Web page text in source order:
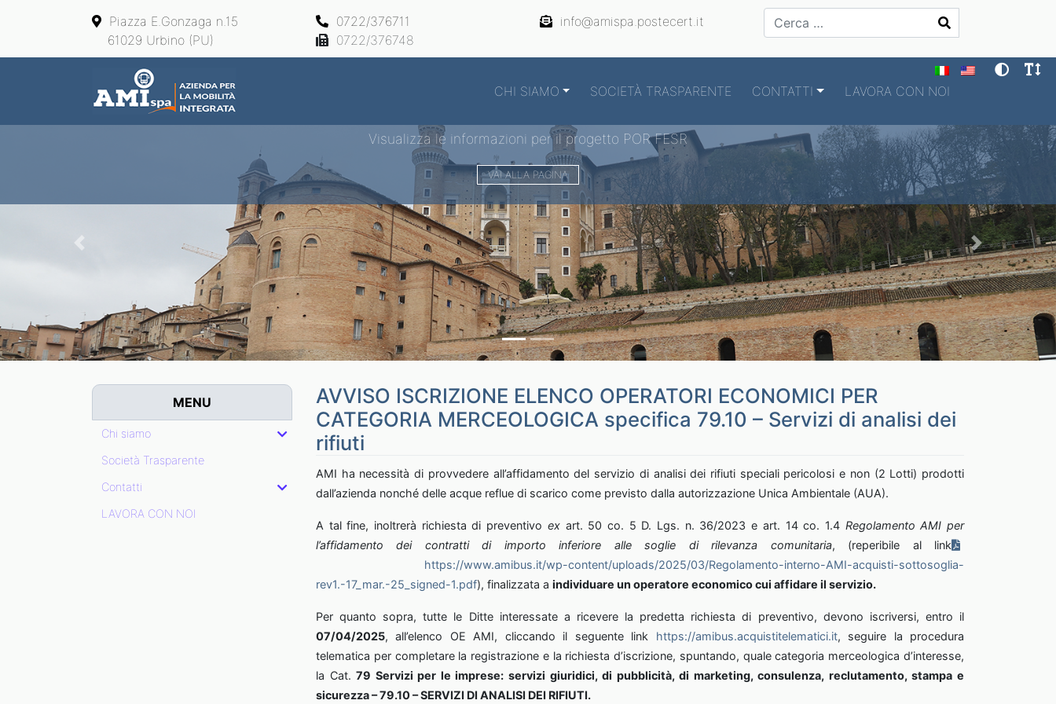
Piazza E.Gonzaga n.15
61029 Urbino (PU)
0722/376711
0722/376748
info@amispa.postecert.it Cerca
Main Navigation CHI SIAMO SOCIETÀ TRASPARENTE CONTATTI LAVORA CON NOI
Visualizza le informazioni per il progetto POR FESR
VAI ALLA PAGINA
Previous Next
MENU
Chi siamo
Società Trasparente
Contatti
LAVORA CON NOI
AVVISO ISCRIZIONE ELENCO OPERATORI ECONOMICI PER
CATEGORIA MERCEOLOGICA specifica 79.10 – Servizi di analisi dei
rifiuti
AMI ha necessità di provvedere all’affidamento del servizio di analisi dei rifiuti speciali pericolosi e non (2 Lotti) prodotti
dall’azienda nonché delle acque reflue di scarico come previsto dalla autorizzazione Unica Ambientale (AUA).
A tal fine, inoltrerà richiesta di preventivo exart. 50 co. 5 D. Lgs. n. 36/2023 e art. 14 co. 1.4 Regolamento AMI per
l’affidamento dei contratti di importo inferiore alle soglie di rilevanza comunitaria, (reperibile al link
https://www.amibus.it/wp-content/uploads/2025/03/Regolamento-interno-AMI-acquisti-sottosoglia-
rev1.-17_mar.-25_signed-1.pdf), finalizzata a individuare un operatore economico cui affidare il servizio.
Per quanto sopra, tutte le Ditte interessate a ricevere la predetta richiesta di preventivo, devono iscriversi, entro il
07/04/2025, all’elenco OE AMI, cliccando il seguente link https://amibus.acquistitelematici.it, seguire la procedura
telematica per completare la registrazione e la richiesta d’iscrizione, spuntando, quale categoria merceologica d’interesse,
la Cat.79 Servizi per le imprese: servizi giuridici, di pubblicità, di marketing, consulenza, reclutamento, stampa e
sicurezza – 79.10 – SERVIZI DI ANALISI DEI RIFIUTI.